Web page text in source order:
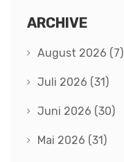
ARCHIVE
August 2026 (7)
Juli 2026 (31)
Juni 2026 (30)
Mai 2026 (31)